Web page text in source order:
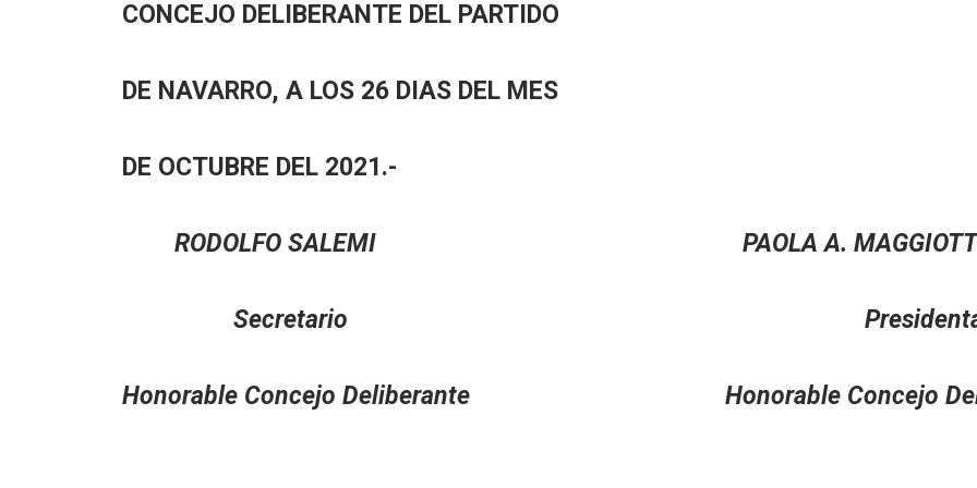
CONCEJO DELIBERANTE DEL PARTIDO
DE NAVARRO, A LOS 26 DIAS DEL MES
DE OCTUBRE DEL 2021.-
RODOLFO SALEMI PAOLA A.
Secretario
Honorable Concejo Deliberante Honorable Concejo